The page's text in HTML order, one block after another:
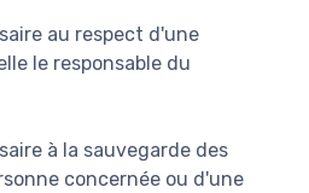
au respect d'une
le responsable du
à la sauvegarde des
concernée ou d'une